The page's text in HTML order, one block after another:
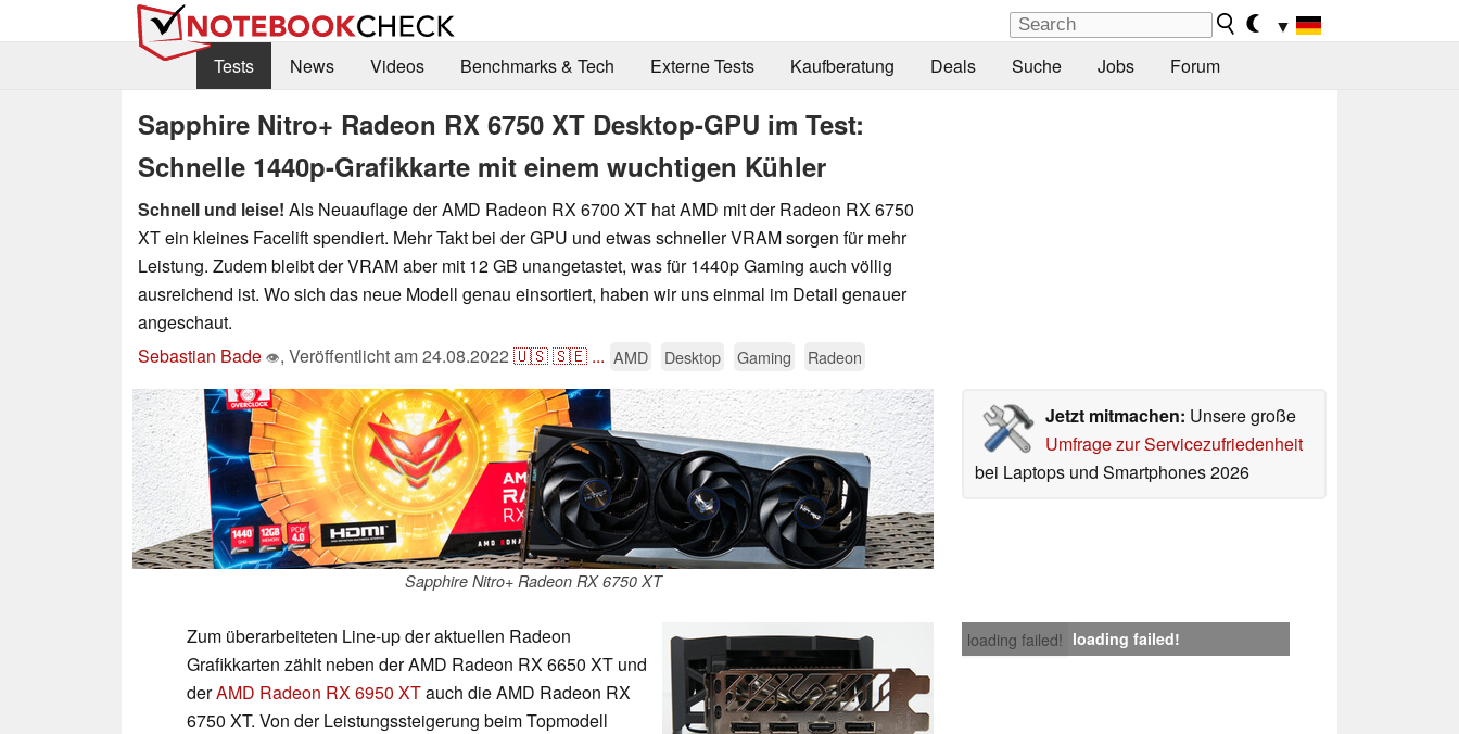
▼
Tests
News Videos Benchmarks & Tech Externe Tests Kaufberatung Deals Suche Jobs Forum
Sapphire Nitro+ Radeon RX 6750 XT Desktop-GPU im Test:
Schnelle 1440p-Grafikkarte mit einem wuchtigen Kühler
Schnell und leise! Als Neuauflage der AMD Radeon RX 6700 XT hat AMD mit der Radeon RX 6750
XT ein kleines Facelift spendiert. Mehr Takt bei der GPU und etwas schneller VRAM sorgen für mehr
Leistung. Zudem bleibt der VRAM aber mit 12 GB unangetastet, was für 1440p Gaming auch völlig
ausreichend ist. Wo sich das neue Modell genau einsortiert, haben wir uns einmal im Detail genauer
angeschaut.
Sebastian Bade 👁, Veröffentlicht am24.08.2022 🇺🇸🇸🇪 ... AMD Desktop Gaming Radeon
Jetzt mitmachen: Unsere große
Umfrage zur Servicezufriedenheit
bei Laptops und Smartphones 2026
Sapphire Nitro+ Radeon RX 6750 XT
loading failed! loading failed!
Zum überarbeiteten Line-up der aktuellen Radeon
Grafikkarten zählt neben der AMD Radeon RX 6650 XT und
derAMD Radeon RX 6950 XTauch die AMD Radeon RX
6750 XT. Von der Leistungssteigerung beim Topmodell